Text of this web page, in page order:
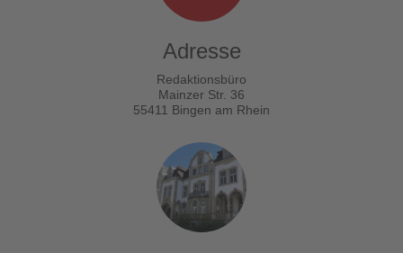
Adresse
Redaktionsbüro
Mainzer Str. 36
55411 Bingen am Rhein